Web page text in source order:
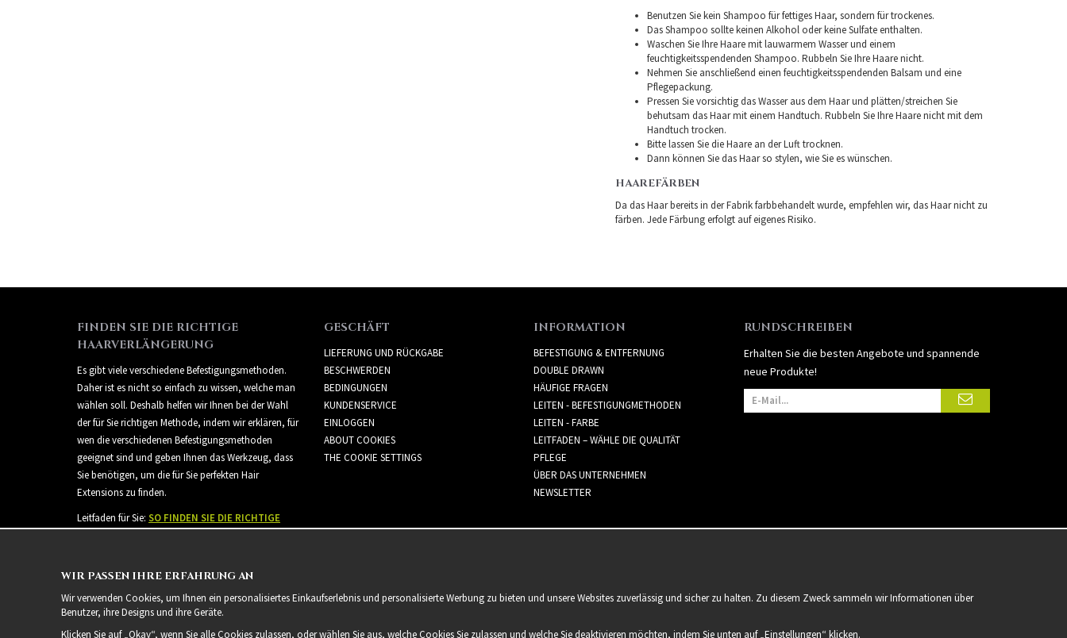
Benutzen Sie kein Shampoo für fettiges Haar, sondern für trockenes.
Das Shampoo sollte keinen Alkohol oder keine Sulfate enthalten.
Waschen Sie Ihre Haare mit lauwarmem Wasser und einem
feuchtigkeitsspendenden Shampoo. Rubbeln Sie Ihre Haare nicht.
Nehmen Sie anschließend einen feuchtigkeitsspendenden Balsam und eine
Pflegepackung.
Pressen Sie vorsichtig das Wasser aus dem Haar und plätten/streichen Sie
behutsam das Haar mit einem Handtuch. Rubbeln Sie Ihre Haare nicht mit dem
Handtuch trocken.
Bitte lassen Sie die Haare an der Luft trocknen.
Dann können Sie das Haar so stylen, wie Sie es wünschen.
HAAREFÄRBEN
Da das Haar bereits in der Fabrik farbbehandelt wurde, empfehlen wir, das Haar nicht zu
färben. Jede Färbung erfolgt auf eigenes Risiko.
FINDEN SIE DIE RICHTIGE
HAARVERLÄNGERUNG
Es gibt viele verschiedene Befestigungsmethoden.
Daher ist es nicht so einfach zu wissen, welche man
wählen soll. Deshalb helfen wir Ihnen bei der Wahl
der für Sie richtigen Methode, indem wir erklären, für
wen die verschiedenen Befestigungsmethoden
geeignet sind und geben Ihnen das Werkzeug, dass
Sie benötigen, um die für Sie perfekten Hair
Extensions zu finden.
Leitfaden für Sie: SO FINDEN SIE DIE RICHTIGE
GESCHÄFT
LIEFERUNG UND RÜCKGABE
BESCHWERDEN
BEDINGUNGEN
KUNDENSERVICE
EINLOGGEN
ABOUT COOKIES
THE COOKIE SETTINGS
INFORMATION
BEFESTIGUNG & ENTFERNUNG
DOUBLE DRAWN
HÄUFIGE FRAGEN
LEITEN - BEFESTIGUNGMETHODEN
LEITEN - FARBE
LEITFADEN – WÄHLE DIE QUALITÄT
PFLEGE
ÜBER DAS UNTERNEHMEN
NEWSLETTER
RUNDSCHREIBEN
Erhalten Sie die besten Angebote und spannende
neue Produkte!
WIR PASSEN IHRE ERFAHRUNG AN
Wir verwenden Cookies, um Ihnen ein personalisiertes Einkaufserlebnis und personalisierte Werbung zu bieten und unsere Websites zuverlässig und sicher zu halten. Zu diesem Zweck sammeln wir Informationen über
Benutzer, ihre Designs und ihre Geräte.
Klicken Sie auf „Okay“, wenn Sie alle Cookies zulassen, oder wählen Sie aus, welche Cookies Sie zulassen und welche Sie deaktivieren möchten, indem Sie unten auf „Einstellungen“ klicken.